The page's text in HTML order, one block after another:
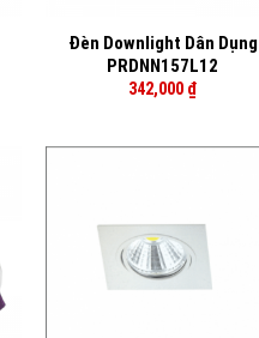
Đèn Downlight Dân Dụng
PRDNN157L12
342,000 ₫